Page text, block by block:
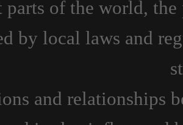
parts of the world,
by local laws and
and relationships